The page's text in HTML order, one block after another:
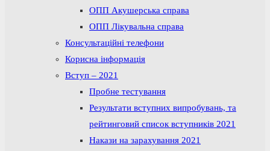
ОПП Акушерська справа
ОПП Лікувальна справа
Консультаційні телефони
Корисна інформація
Вступ – 2021
Пробне тестування
Результати вступних випробувань, та
рейтинговий список вступників 2021
Накази на зарахування 2021